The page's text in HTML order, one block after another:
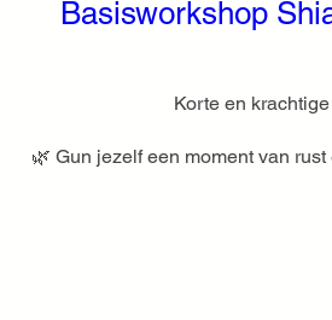
Basisworkshop
Korte en
🌿 Gun jezelf een moment van